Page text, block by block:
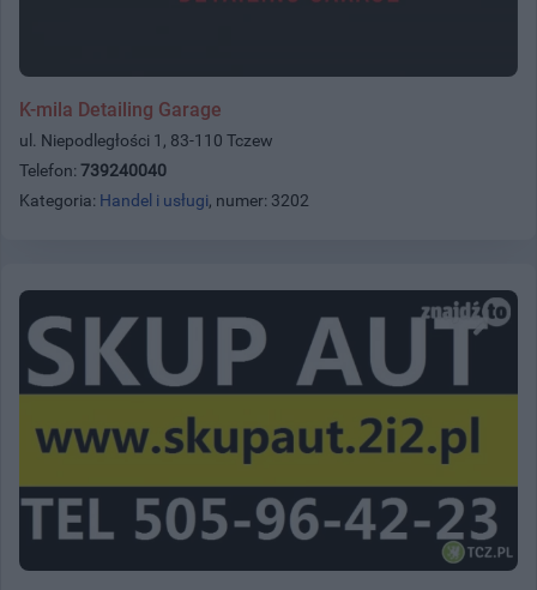
K-mila Detailing Garage
ul. Niepodległości 1, 83-110 Tczew
Telefon: 739240040
Kategoria: Handel i usługi, numer: 3202